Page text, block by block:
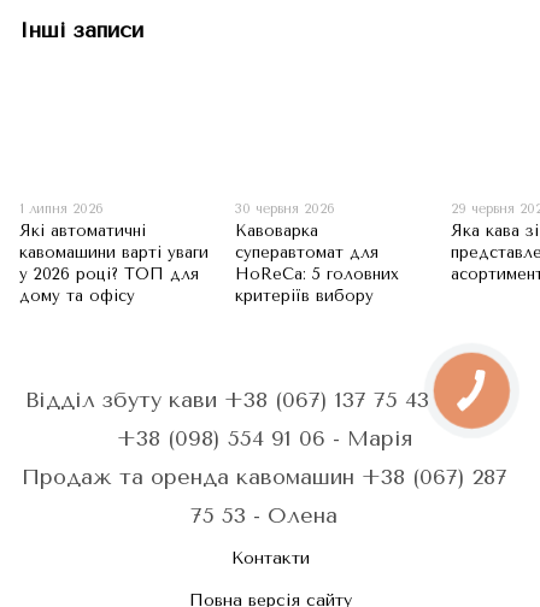
Інші записи
1 липня 2026
Які автоматичні
кавомашини варті уваги
у 2026 році? ТОП для
дому та офісу
30 червня 2026
Кавоварка
суперавтомат для
HoReCa: 5 головних
критеріїв вибору
29 червня
Яка кава
Відділ збуту кави +38 (067) 137 75 43 - Анна
+38 (098) 554 91 06 - Марія
Продаж та оренда кавомашин +38 (067) 287
75 53 - Олена
Контакти
Повна версія сайту